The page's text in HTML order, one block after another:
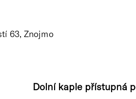
63, Znojmo
Dolní kaple přístupná